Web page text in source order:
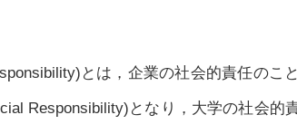
とは，企業の社会的責任のこ
Responsibility)となり，大学の社会的